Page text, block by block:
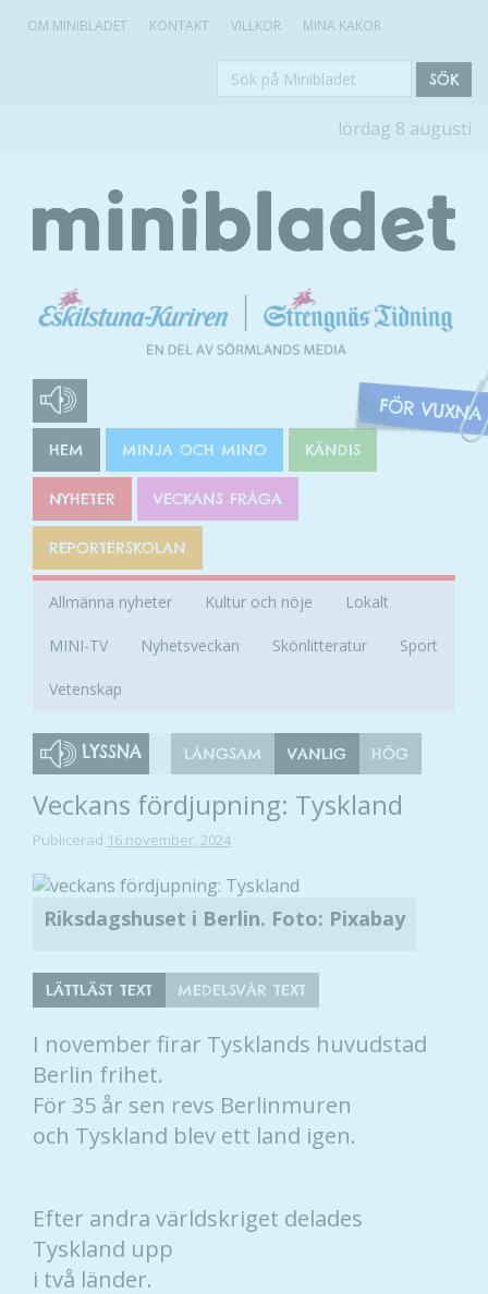
OM MINIBLADET KONTAKT VILLKOR MINA KAKOR
Sök
SÖK
lördag 8 augusti
HEM MINJA OCH MINO KÄNDIS
NYHETER VECKANS FRÅGA
REPORTERSKOLAN
Allmänna nyheter Kultur och nöje Lokalt
MINI-TV Nyhetsveckan Skönlitteratur Sport
Vetenskap
LYSSNA LÅNGSAM VANLIG HÖG
Veckans fördjupning: Tyskland
Publicerad 16 november, 2024
Riksdagshuset i Berlin. Foto: Pixabay
LÄTTLÄST TEXT MEDELSVÅR TEXT
I november firar Tysklands huvudstad
Berlin frihet.
För 35 år sen revs Berlinmuren
och Tyskland blev ett land igen.
Efter andra världskriget delades
Tyskland upp
i två länder.